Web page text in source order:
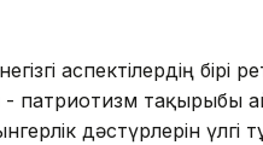
аспектілердің бірі
- патриотизм тақырыбы
дәстүрлерін үлгі